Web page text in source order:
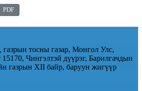
PDF
тосны газар, Монгол Улс,
15170, Чингэлтэй дүүрэг, Барилгачдын
газрын XII байр, баруун жигүүр